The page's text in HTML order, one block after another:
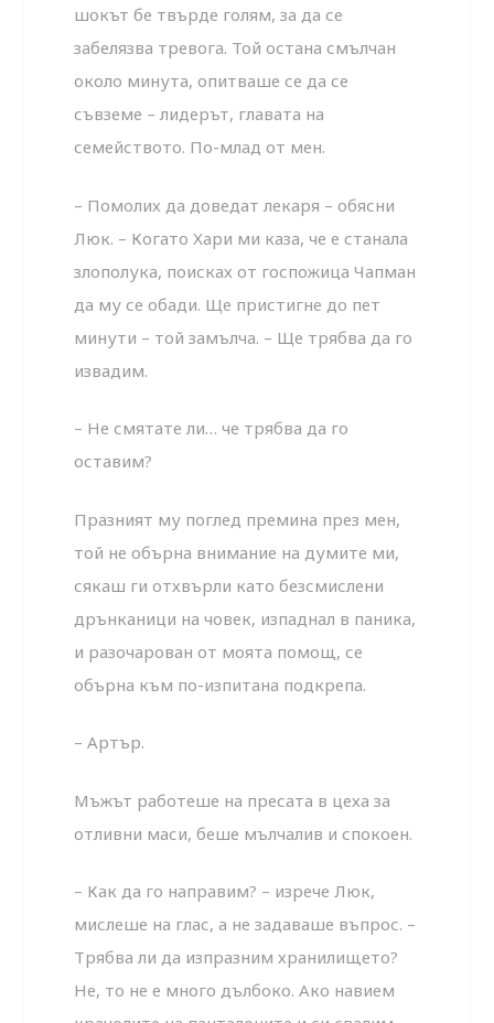
шокът бе твърде голям, за да се
забелязва тревога. Той остана смълчан
около минута, опитваше се да се
съвземе – лидерът, главата на
семейството. По-млад от мен.
– Помолих да доведат лекаря – обясни
Люк. – Когато Хари ми каза, че е станала
злополука, поисках от госпожица Чапман
да му се обади. Ще пристигне до пет
минути – той замълча. – Ще трябва да го
извадим.
– Не смятате ли… че трябва да го
оставим?
Празният му поглед премина през мен,
той не обърна внимание на думите ми,
сякаш ги отхвърли като безсмислени
дрънканици на човек, изпаднал в паника,
и разочарован от моята помощ, се
обърна към по-изпитана подкрепа.
– Артър.
Мъжът работеше на пресата в цеха за
отливни маси, беше мълчалив и спокоен.
– Как да го направим? – изрече Люк,
мислеше на глас, а не задаваше въпрос. –
Трябва ли да изпразним хранилището?
Не, то не е много дълбоко. Ако навием